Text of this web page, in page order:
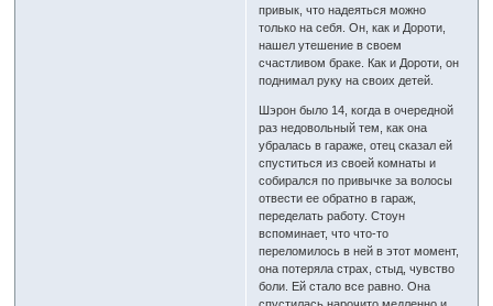
привык, что надеяться можно
только на себя. Он, как и Дороти,
нашел утешение в своем
счастливом браке. Как и Дороти, он
поднимал руку на своих детей.
Шэрон было 14, когда в очередной
раз недовольный тем, как она
убралась в гараже, отец сказал ей
спуститься из своей комнаты и
собирался по привычке за волосы
отвести ее обратно в гараж,
переделать работу. Стоун
вспоминает, что что-то
переломилось в ней в этот момент,
она потеряла страх, стыд, чувство
боли. Ей стало все равно. Она